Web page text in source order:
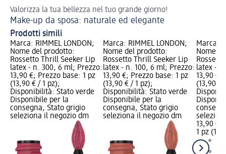
Valorizza la tua bellezza nel tuo grande giorno!
Make-up da sposa: naturale ed elegante
Prodotti simili
Marca: RIMMEL LONDON;
Nome del prodotto:
Rossetto Thrill Seeker Lip
latex - n. 300, 6 ml; Prezzo:
13,90 €; Prezzo base: 1 pz
(13,90 € / 1 pz);
Disponibilità: Stato verde
Disponibile per la
consegna, Stato grigio
seleziona il negozio dm
Marca: RIMMEL LONDON;
Nome del prodotto:
Rossetto Thrill Seeker Lip
latex - n. 100, 6 ml; Prezzo:
13,90 €; Prezzo base: 1 pz
(13,90 € / 1 pz);
Disponibilità: Stato verde
Disponibile per la
consegna, Stato grigio
seleziona il negozio dm
Marca:
Nome
latex -
13,90 €;
(13,90 €
13,90 €
1 pz